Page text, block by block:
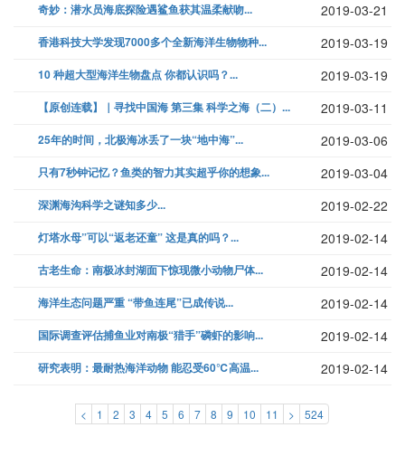
奇妙：潜水员海底探险遇鲨鱼获其温柔献吻... 2019-03-21
香港科技大学发现7000多个全新海洋生物物种... 2019-03-19
10 种超大型海洋生物盘点 你都认识吗？... 2019-03-19
【原创连载】｜寻找中国海 第三集 科学之海（二）... 2019-03-11
25年的时间，北极海冰丢了一块“地中海”... 2019-03-06
只有7秒钟记忆？鱼类的智力其实超乎你的想象... 2019-03-04
深渊海沟科学之谜知多少... 2019-02-22
灯塔水母”可以“返老还童” 这是真的吗？... 2019-02-14
古老生命：南极冰封湖面下惊现微小动物尸体... 2019-02-14
海洋生态问题严重 “带鱼连尾”已成传说... 2019-02-14
国际调查评估捕鱼业对南极“猎手”磷虾的影响... 2019-02-14
研究表明：最耐热海洋动物 能忍受60℃高温... 2019-02-14
< 1 2 3 4 5 6 7 8 9 10 11 > 524